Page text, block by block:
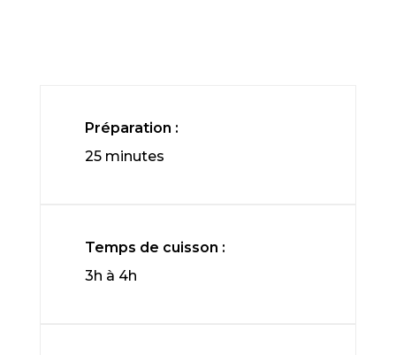
Préparation :
25 minutes
Temps de cuisson :
3h à 4h